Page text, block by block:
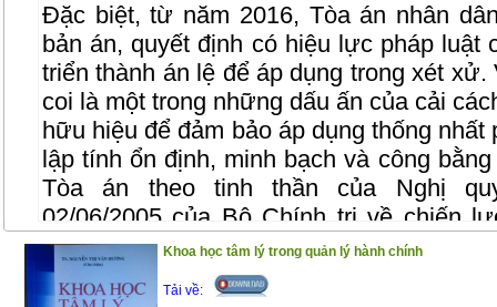
Đặc biệt, từ năm 2016, Tòa án nhân
bản án, quyết định có hiệu lực pháp luật
triển thành án lệ để áp dụng trong xét
coi là một trong những dấu ấn của cải
hữu hiệu để đảm bảo áp dụng thống
lập tính ổn định, minh bạch và công
Tòa án theo tinh thần của Nghị
02/06/2005 của Bộ Chính trị về chiến
2020 và Hiến pháp năm 2013. Cũng từ
tối cao đã tổng hợp các vướng mắc,
Khoa học tâm lý trong quản lý hành chính
Tải về: